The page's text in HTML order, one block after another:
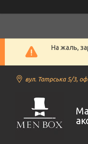
На жаль,
вул. Татрська 5/3, оф.